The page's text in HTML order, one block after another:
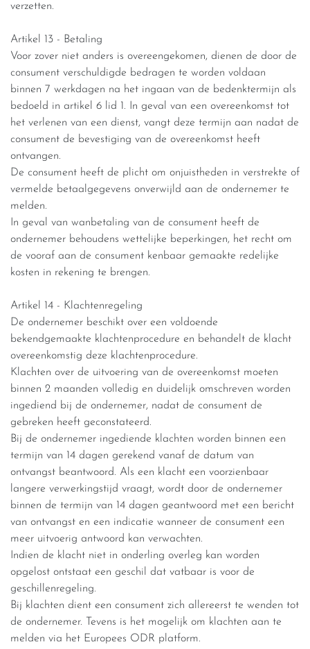
verzetten.
Artikel 13 - Betaling
Voor zover niet anders is overeengekomen, dienen de door de
consument verschuldigde bedragen te worden voldaan
binnen 7 werkdagen na het ingaan van de bedenktermijn als
bedoeld in artikel 6 lid 1. In geval van een overeenkomst tot
het verlenen van een dienst, vangt deze termijn aan nadat de
consument de bevestiging van de overeenkomst heeft
ontvangen.
De consument heeft de plicht om onjuistheden in verstrekte of
vermelde betaalgegevens onverwijld aan de ondernemer te
melden.
In geval van wanbetaling van de consument heeft de
ondernemer behoudens wettelijke beperkingen, het recht om
de vooraf aan de consument kenbaar gemaakte redelijke
kosten in rekening te brengen.
Artikel 14 - Klachtenregeling
De ondernemer beschikt over een voldoende
bekendgemaakte klachtenprocedure en behandelt de klacht
overeenkomstig deze klachtenprocedure.
Klachten over de uitvoering van de overeenkomst moeten
binnen 2 maanden volledig en duidelijk omschreven worden
ingediend bij de ondernemer, nadat de consument de
gebreken heeft geconstateerd.
Bij de ondernemer ingediende klachten worden binnen een
termijn van 14 dagen gerekend vanaf de datum van
ontvangst beantwoord. Als een klacht een voorzienbaar
langere verwerkingstijd vraagt, wordt door de ondernemer
binnen de termijn van 14 dagen geantwoord met een bericht
van ontvangst en een indicatie wanneer de consument een
meer uitvoerig antwoord kan verwachten.
Indien de klacht niet in onderling overleg kan worden
opgelost ontstaat een geschil dat vatbaar is voor de
geschillenregeling.
Bij klachten dient een consument zich allereerst te wenden tot
de ondernemer. Tevens is het mogelijk om klachten aan te
melden via het Europees ODR platform.